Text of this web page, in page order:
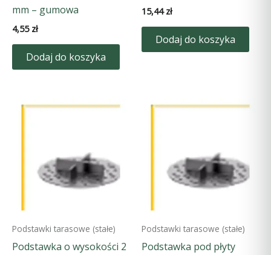
mm – gumowa
4,55 zł
Dodaj do koszyka
15,44zł
Dodaj do koszyka
Podstawki tarasowe (stałe)
Podstawka o wysokości 2
Podstawki tarasowe (stałe)
Podstawka pod płyty